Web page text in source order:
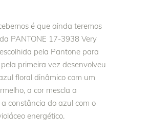
é que ainda teremos
PANTONE 17-3938 Very
pela Pantone para
primeira vez desenvolveu
floral dinâmico com um
a cor mescla a
constância do azul com o
energético.